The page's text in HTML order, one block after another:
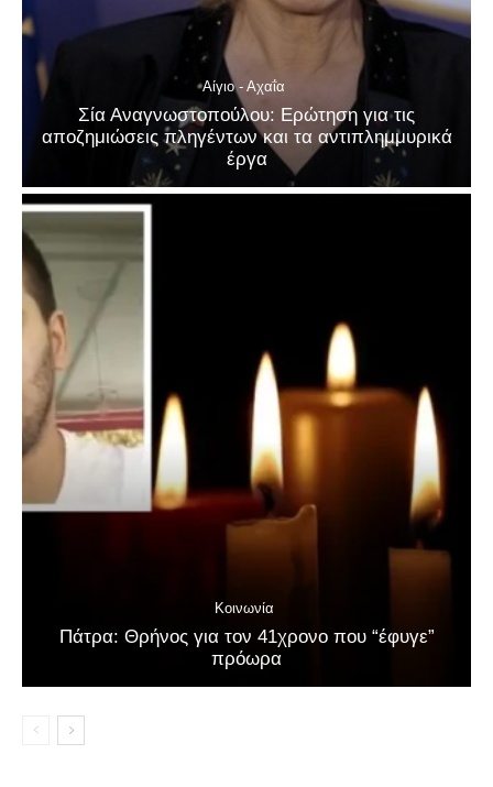
Αίγιο - Αχαΐα
Σία Αναγνωστοπούλου: Ερώτηση για τις
αποζημιώσεις πληγέντων και τα αντιπλημμυρικά
έργα
Κοινωνία
Πάτρα: Θρήνος για τον 41χρονο που “έφυγε”
πρόωρα